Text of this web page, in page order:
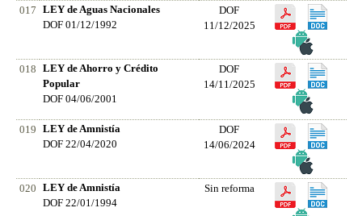
017
LEY de Aguas Nacionales
DOF 01/12/1992
DOF
11/12/2025
018
LEY de Ahorro y Crédito
Popular
DOF 04/06/2001
DOF
14/11/2025
019
LEY de Amnistía
DOF 22/04/2020
DOF
14/06/2024
020
LEY de Amnistía
DOF 22/01/1994
Sin reforma